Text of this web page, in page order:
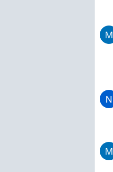
M
N
M